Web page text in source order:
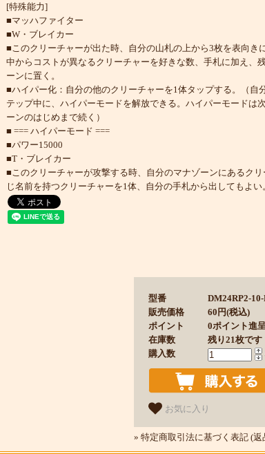
[特殊能力]
■マッハファイター
■W・ブレイカー
■このクリーチャーが出た時、自分の山札の上から3枚を表向き
中からコストが異なるクリーチャーを好きな数、手札に加え、
ーンに置く。
■ハイパー化：自分の他のクリーチャーを1体タップする。（自
テップ中に、ハイパーモードを解放できる。ハイパーモードは
ーンのはじめまで続く）
■ === ハイパーモード ===
■パワー15000
■T・ブレイカー
■このクリーチャーが攻撃する時、自分のマナゾーンにあるクリ
じ名前を持つクリーチャーを1体、自分の手札から出してもよい
型番
DM24RP2-10-
販売価格
60円(税込)
ポイント
0ポイント進
在庫数
残り21枚です
購入数
お気に入り
» 特定商取引法に基づく表記 (返